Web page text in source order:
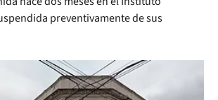
preventivamente de sus